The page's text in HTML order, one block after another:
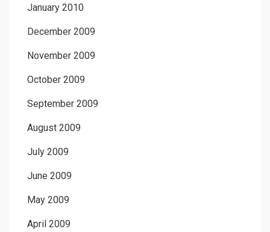
January 2010
December 2009
November 2009
October 2009
September 2009
August 2009
July 2009
June 2009
May 2009
April 2009